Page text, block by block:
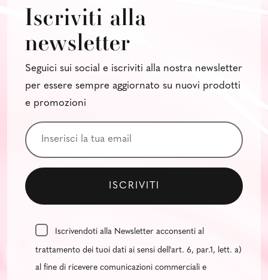
Iscriviti alla
newsletter
Seguici sui social e iscriviti alla nostra newsletter
per essere sempre aggiornato su nuovi prodotti
e promozioni
Iscrivendoti alla Newsletter acconsenti al
trattamento dei tuoi dati ai sensi dell'art. 6, par.1, lett. a)
al fine di ricevere comunicazioni commerciali e